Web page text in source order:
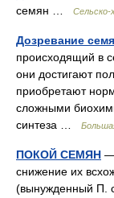
семян …
Сельско-
Дозревание
происходящий в
они достигают
приобретают
сложными
синтеза …
ПОКОЙ СЕМЯН —
снижение их
(вынужденный П.